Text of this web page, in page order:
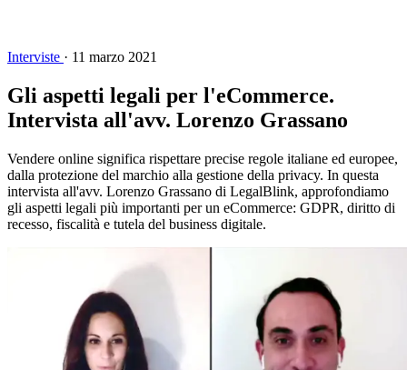
Interviste · 11 marzo 2021
Gli aspetti legali per l'eCommerce.
Intervista all'avv. Lorenzo Grassano
Vendere online significa rispettare precise regole italiane ed europee,
dalla protezione del marchio alla gestione della privacy. In questa
intervista all'avv. Lorenzo Grassano di LegalBlink, approfondiamo
gli aspetti legali più importanti per un eCommerce: GDPR, diritto di
recesso, fiscalità e tutela del business digitale.